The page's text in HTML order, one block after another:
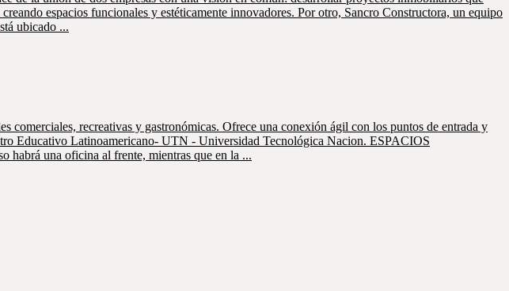
espacios funcionales y estéticamente innovadores. Por otro, Sancro Constructora, un equipo
ubicado ...
recreativas y gastronómicas. Ofrece una conexión ágil con los puntos de entrada y
Educativo Latinoamericano- UTN - Universidad Tecnológica Nacion. ESPACIOS
habrá una oficina al frente, mientras que en la ...